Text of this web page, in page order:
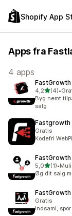
Shopify App
Apps fra
4 apps
FastGrowth
4,2ud af 5
(4)
4 •
Byg nemt
salg
Fastgrowth
Gratis
Kodefri
FastGrowth
5,0ud af 5
(1)
1 •
Øg dit salg
Gratis
Indsaml,